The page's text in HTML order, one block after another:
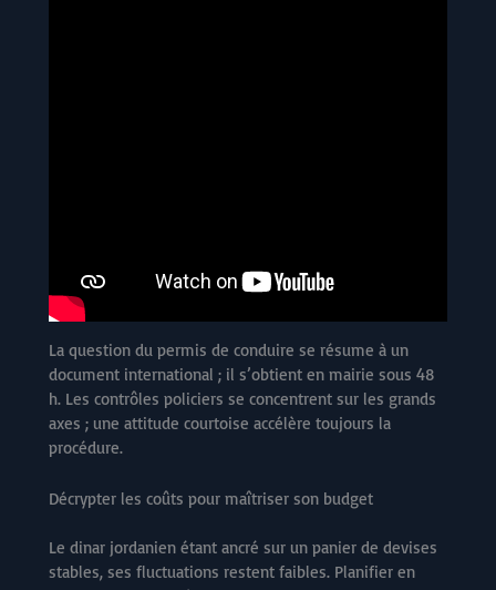
La question du permis de conduire se résume à un
document international ; il s’obtient en mairie sous 48
h. Les contrôles policiers se concentrent sur les grands
axes ; une attitude courtoise accélère toujours la
procédure.
Décrypter les coûts pour maîtriser son budget
Le dinar jordanien étant ancré sur un panier de devises
stables, ses fluctuations restent faibles. Planifier en